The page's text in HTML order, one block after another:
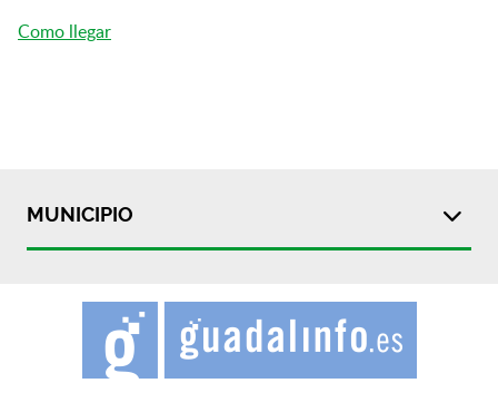
Como llegar
MUNICIPIO